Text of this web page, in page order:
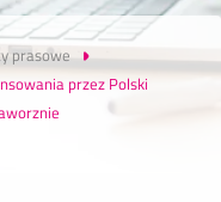
ę
prasowe
przez Polski